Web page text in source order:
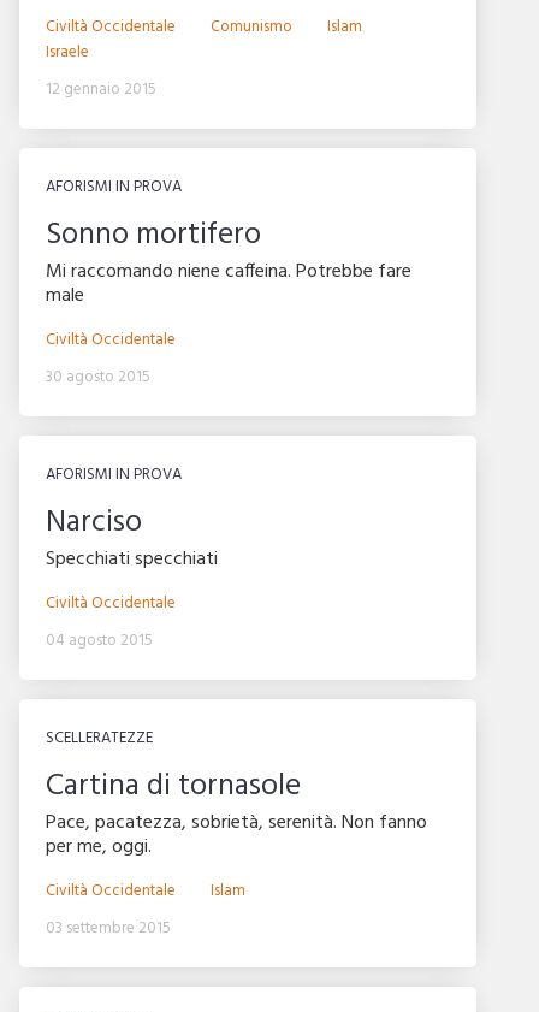
Civiltà Occidentale Comunismo
Islam
Israele
12 gennaio 2015
AFORISMI IN PROVA
Sonno mortifero
Mi raccomando niene caffeina. Potrebbe fare
male
Civiltà Occidentale
30 agosto 2015
AFORISMI IN PROVA
Narciso
Specchiati specchiati
Civiltà Occidentale
04 agosto 2015
SCELLERATEZZE
Cartina di tornasole
Pace, pacatezza, sobrietà, serenità. Non fanno
per me, oggi.
Civiltà Occidentale
Islam
03 settembre 2015